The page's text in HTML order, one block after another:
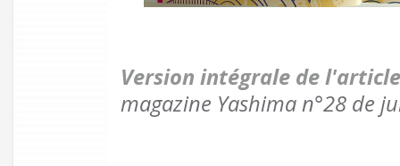
Version intégrale de
magazine Yashima n°28 de